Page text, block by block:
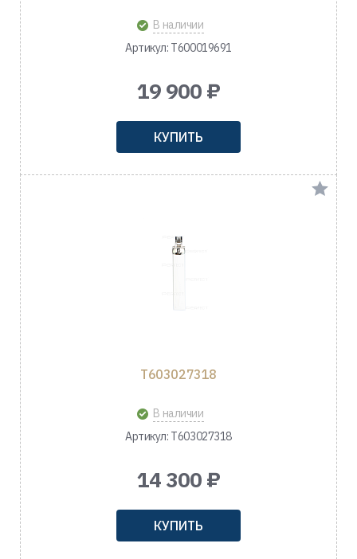
В наличии
Артикул: T600019691
19 900 ₽
КУПИТЬ
T603027318
В наличии
Артикул: T603027318
14 300 ₽
КУПИТЬ